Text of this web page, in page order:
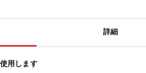
詳細
用します